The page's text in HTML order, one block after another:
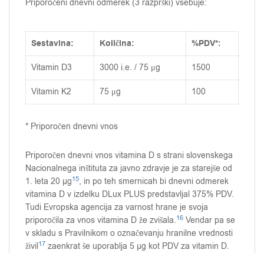
Priporočeni dnevni odmerek (3 razprški) vsebuje:
Sestavina: Količina: %PDV*:
Vitamin D3 3000 i.e. / 75 μg 1500
Vitamin K2 75 μg 100
* Priporočen dnevni vnos
Priporočen dnevni vnos vitamina D s strani slovenskega
Nacionalnega inštituta za javno zdravje je za starejše od
1. leta 20 µg15, in po teh smernicah bi dnevni odmerek
vitamina D v izdelku DLux PLUS predstavljal 375% PDV.
Tudi Evropska agencija za varnost hrane je svoja
priporočila za vnos vitamina D že zvišala.16 Vendar pa se
v skladu s Pravilnikom o označevanju hranilne vrednosti
živil17 zaenkrat še uporablja 5 µg kot PDV za vitamin D.